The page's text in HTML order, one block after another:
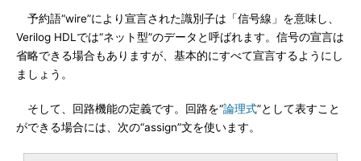
予約語“wire”により宣言された識別子は「信号線」を意味し、
Verilog HDLでは“ネット型”のデータと呼ばれます。信号の宣言は
省略できる場合もありますが、基本的にすべて宣言するようにし
ましょう。
そして、回路機能の定義です。回路を“論理式”として表すこと
ができる場合には、次の“assign”文を使います。